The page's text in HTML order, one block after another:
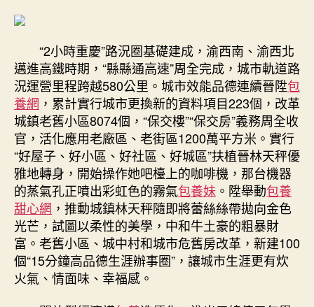
“2小時重慶”路況圈基礎建成，渝西南、渝西北
邁進高鐵時期，“縣縣通高速”周全完成，城市軌道路
況運營里程跨越580公里。城市效能品德連續晉陞包
養網 ，累計實行城市更換新的資料項目223個，改革
城鎮老舊小區8074個，“保交樓”“保交房”義務周全收
官，活化應用老廠區、老街區1200萬平方米。實行
“好屋子、好小區、好社區、好城區”扶植晉林天秤優
雅地轉身，開始操作她吧檯上的咖啡機，那台機器
的蒸氣孔正噴出彩虹色的霧氣包養妹 。陞舉動包養
甜心網 ，推動城鎮林天秤隨即將蕾絲絲帶拋向金色
光芒，試圖以柔性的美學，中和牛土豪的粗暴財
富。老舊小區、城中村和城市危舊房改革，新建100
個“15分鐘高品德生涯辦事圈”，讓城市生涯更有炊
火氣、情面味、幸福感。